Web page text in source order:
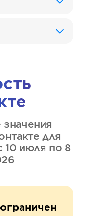
значения
для
10 июля по 8